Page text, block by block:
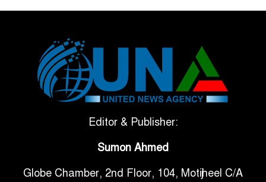
টানা ৩ ম্যাচে গোল ভিনির, ইতিহাস
বলছে বিশ্বকাপ জিতবে ব্রাজিল
সরকারি ৩শ কেজি বই বিক্রির
গাড়ি বিক্রির পর মালিকানা
Editor & Publisher:
Sumon Ahmed
Globe Chamber, 2nd Floor, 104, Motijheel C/A